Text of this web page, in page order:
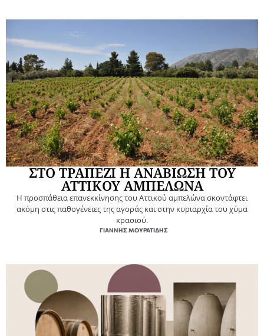
ΣΤΟ ΤΡΑΠΕΖΙ Η ΑΝΑΒΙΩΣΗ ΤΟΥ
ΑΤΤΙΚΟΥ ΑΜΠΕΛΩΝΑ
Η προσπάθεια επανεκκίνησης του Αττικού αμπελώνα σκοντάφτει
ακόμη στις παθογένειες της αγοράς και στην κυριαρχία του χύμα
κρασιού.
ΓΙΆΝΝΗΣ ΜΟΥΡΑΤΊΔΗΣ